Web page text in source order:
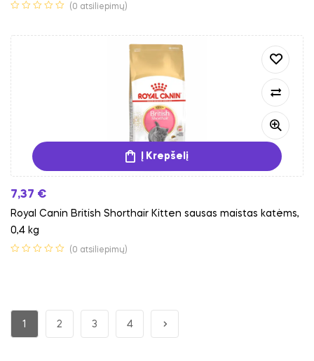
(0 atsiliepimų)
Į Krepšelį
7,37 €
Royal Canin British Shorthair Kitten sausas maistas katėms,
0,4 kg
(0 atsiliepimų)
1 2 3 4